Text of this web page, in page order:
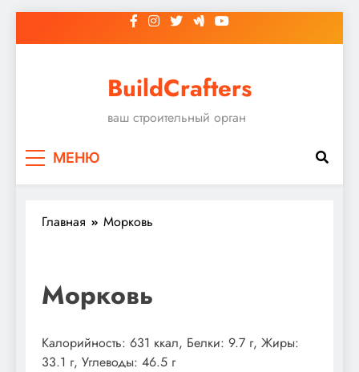
к
BuildCrafters
ваш строительный орган
МЕНЮ
Главная Морковь
Морковь
Калорийность: 631 ккал, Белки: 9.7 г, Жиры:
33.1 г, Углеводы: 46.5 г